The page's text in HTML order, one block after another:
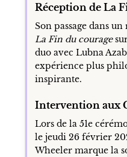
Réception de La
Son passage dans
La Fin du courage
duo avec Lubna
expérience plus
inspirante.
Intervention aux
Lors de la 51e
le jeudi 26 février
Wheeler marque la